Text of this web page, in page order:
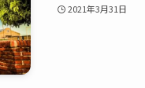
2021年3月31日